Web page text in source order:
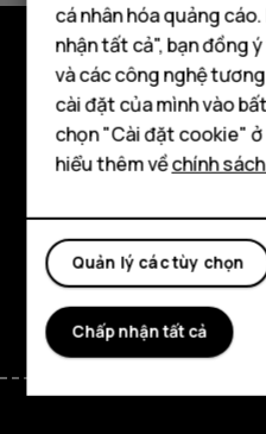
Điện thoại
Điện thoại
Máy tính
Khám phá
Giới thiệu
Hỗ trợ
FacebookInstagram
Tiktok
cá nhân hóa quảng
nhận tất cả", bạn đồng
và các công nghệ
cài đặt của mình vào
chọn "Cài đặt cookie"
hiểu thêm vềchính
Quản lý các tùy chọn
Chấp nhận tất cả